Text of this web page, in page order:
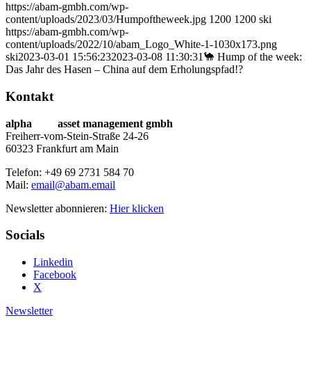
https://abam-gmbh.com/wp-
content/uploads/2023/03/Humpoftheweek.jpg 1200 1200 ski
https://abam-gmbh.com/wp-
content/uploads/2022/10/abam_Logo_White-1-1030x173.png
ski2023-03-01 15:56:232023-03-08 11:30:31 🐪 Hump of the week:
Das Jahr des Hasen – China auf dem Erholungspfad!?
Kontakt
alpha
asset management gmbh
Freiherr-vom-Stein-Straße 24-26
60323 Frankfurt am Main
Telefon: +49 69 2731 584 70
Mail: email@abam.email
Newsletter abonnieren: Hier klicken
Socials
Linkedin
Facebook
X
Newsletter